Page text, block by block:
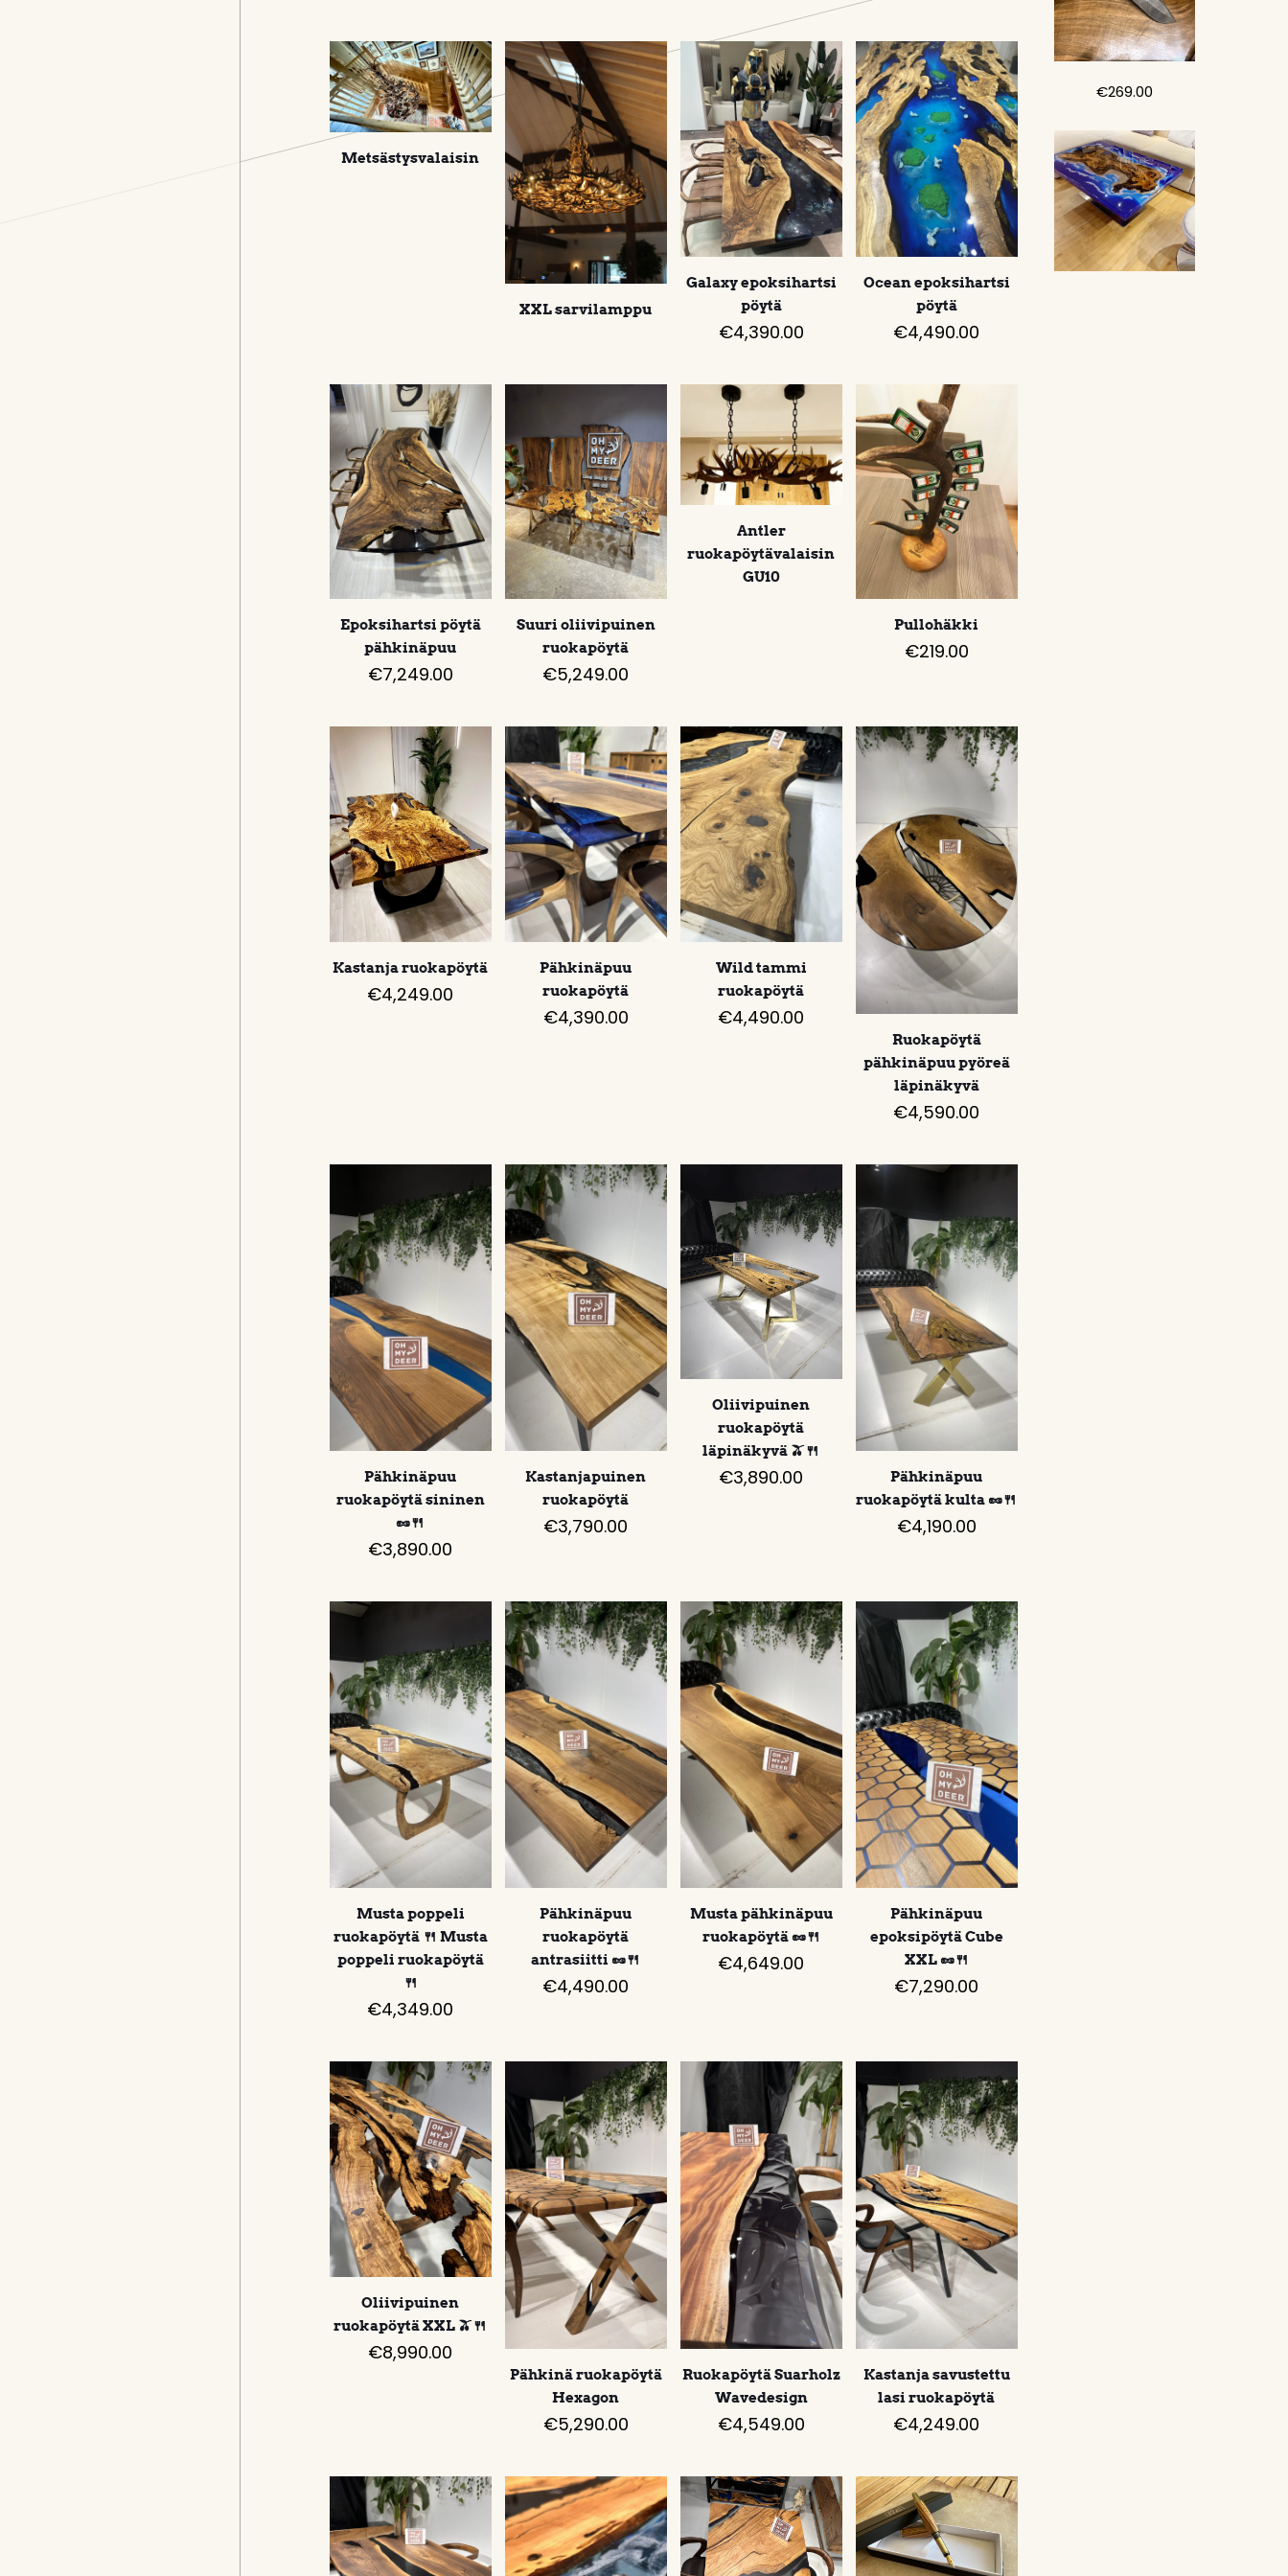
Metsästysvalaisin
XXL sarvilamppu
Galaxy epoksihartsi
pöytä
€4,390.00
Ocean epoksihartsi
pöytä
€4,490.00
Epoksihartsi pöytä
pähkinäpuu
€7,249.00
Suuri oliivipuinen
ruokapöytä
€5,249.00
Antler
ruokapöytävalaisin
GU10
Pullohäkki
€219.00
Kastanja ruokapöytä
€4,249.00
Pähkinäpuu
ruokapöytä
€4,390.00
Wild tammi
ruokapöytä
€4,490.00
Ruokapöytä
pähkinäpuu pyöreä
läpinäkyvä
€4,590.00
Pähkinäpuu
ruokapöytä sininen
🥜🍴
€3,890.00
Kastanjapuinen
ruokapöytä
€3,790.00
Oliivipuinen
ruokapöytä
läpinäkyvä 🫒🍴
€3,890.00
Pähkinäpuu
ruokapöytä kulta 🥜🍴
€4,190.00
Musta poppeli
ruokapöytä 🍴 Musta
poppeli ruokapöytä
🍴
€4,349.00
Pähkinäpuu
ruokapöytä
antrasiitti 🥜🍴
€4,490.00
Musta pähkinäpuu
ruokapöytä 🥜🍴
€4,649.00
Pähkinäpuu
epoksipöytä Cube
XXL 🥜🍴
€7,290.00
Oliivipuinen
ruokapöytä XXL 🫒🍴
€8,990.00
Pähkinä ruokapöytä
Hexagon
€5,290.00
Ruokapöytä Suarholz
Wavedesign
€4,549.00
Kastanja savustettu
lasi ruokapöytä
€4,249.00
€269.00